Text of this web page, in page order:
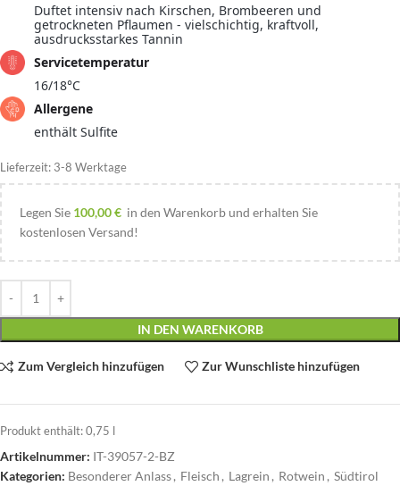
Duftet intensiv nach Kirschen, Brombeeren und
getrockneten Pflaumen - vielschichtig, kraftvoll,
ausdrucksstarkes Tannin
Servicetemperatur
16/18°C
Allergene
enthält Sulfite
Lieferzeit: 3-8 Werktage
Legen Sie 100,00€ in den Warenkorb und erhalten Sie
kostenlosen Versand!
IN DEN WARENKORB
Zum Vergleich hinzufügen Zur Wunschliste hinzufügen
Produkt enthält: 0,75
Artikelnummer: IT-39057-2-BZ
Kategorien: Besonderer Anlass, Fleisch , Lagrein , Rotwein , Südtirol